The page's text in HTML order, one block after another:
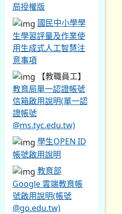
局授權版
國民中小學學
生學習評量及作業使
用生成式人工智慧注
意事項
【教職員工】
教育局單一認證帳號
信箱啟用說明(單一認
證帳號
@ms.tyc.edu.tw)
學生OPEN ID
帳號啟用說明
教育部
Google 雲端教育帳
號啟用說明(帳號
@go.edu.tw)